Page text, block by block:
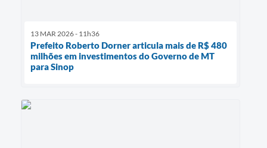
13 MAR 2026 - 11h36
Prefeito Roberto Dorner articula mais de R$ 480
milhões em investimentos do Governo de MT
para Sinop